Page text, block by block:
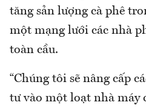
tăng sản lượng cà phê
một mạng lưới các nhà
toàn cầu.
“Chúng tôi sẽ nâng cấp
tư vào một loạt nhà máy